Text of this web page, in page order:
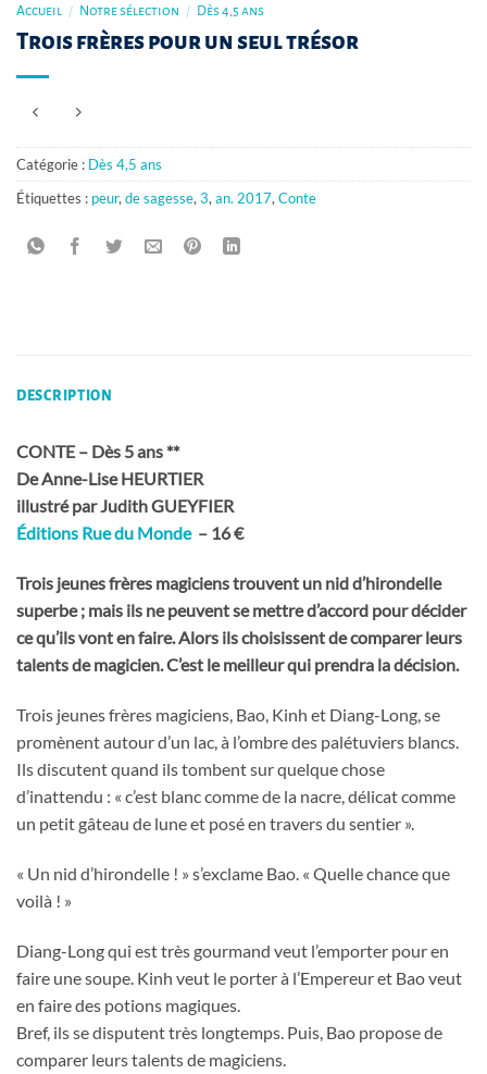
Accueil / Notre sélection / Dès 4,5 ans
Trois frères pour un seul trésor
Catégorie : Dès 4,5 ans
Étiquettes : peur,de sagesse,3,an. 2017,Conte
DESCRIPTION
CONTE – Dès 5 ans **
De Anne-Lise HEURTIER
illustré par Judith GUEYFIER
Éditions Rue du Monde– 16 €
Trois jeunes frères magiciens trouvent un nid d’hirondelle
superbe ; mais ils ne peuvent se mettre d’accord pour décider
ce qu’ils vont en faire. Alors ils choisissent de comparer leurs
talents de magicien. C’est le meilleur qui prendra la décision.
Trois jeunes frères magiciens, Bao, Kinh et Diang-Long, se
promènent autour d’un lac, à l’ombre des palétuviers blancs.
Ils discutent quand ils tombent sur quelque chose
d’inattendu : « c’est blanc comme de la nacre, délicat comme
un petit gâteau de lune et posé en travers du sentier ».
« Un nid d’hirondelle ! » s’exclame Bao. « Quelle chance que
voilà ! »
Diang-Long qui est très gourmand veut l’emporter pour en
faire une soupe. Kinh veut le porter à l’Empereur et Bao veut
en faire des potions magiques.
Bref, ils se disputent très longtemps. Puis, Bao propose de
comparer leurs talents de magiciens.